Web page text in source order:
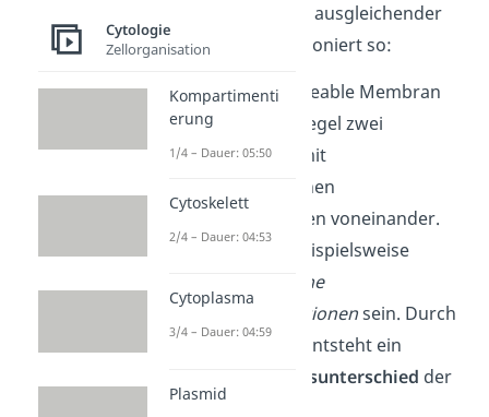
Die Osmose ist ein ausgleichender
Prozess und funktioniert so:
Eine semipermeable Membran
trennt in der Regel zwei
Flüssigkeiten mit
unterschiedlichen
Konzentrationen voneinander.
Das können beispielsweise
unterschiedliche
Salzkonzentrationensein. Durch
die Trennung entsteht ein
Konzentrationsunterschied der
Cytologie
Zellorganisation
Kompartimenti
erung
1/4 – Dauer: 05:50
Cytoskelett
2/4 – Dauer: 04:53
Cytoplasma
3/4 – Dauer: 04:59
Plasmid